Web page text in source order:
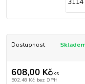
Dostupnost
608,00 Kč/ks
502,48 Kč bez DPH